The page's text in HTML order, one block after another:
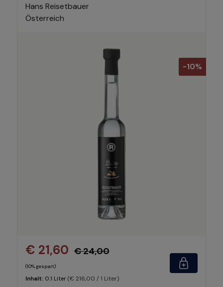
Hans Reisetbauer
Österreich
-10%
€ 21,60 € 24,00
(10% gespart)
Inhalt: 0.1 Liter (€ 216,00 / 1 Liter)